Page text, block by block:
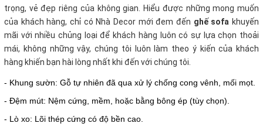
trọng, vẻ đẹp riêng của không gian. Hiểu được những mong muốn
của khách hàng, chỉ có Nhà Decor mới đem đến ghế sofa khuyến
mãi với nhiều chủng loại để khách hàng luôn có sự lựa chọn thoải
mái, không những vậy, chúng tôi luôn làm theo ý kiến của khách
hàng khiến bạn hài lòng nhất khi đến với chúng tôi.
- Khung sườn: Gỗ tự nhiên đã qua xử lý chống cong vênh, mối mọt.
- Đệm mút: Nệm cứng, mềm, hoặc bằng bông ép (tùy chọn).
- Lò xo: Lõi thép cứng có độ bền cao.